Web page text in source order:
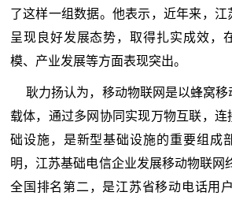
了这样一组数据。他表示，近年来，
呈现良好发展态势，取得扎实成效，
模、产业发展等方面表现突出。
耿力扬认为，移动物联网是以蜂窝
载体，通过多网协同实现万物互联，连
础设施，是新型基础设施的重要组成
明，江苏基础电信企业发展移动物联网
全国排名第二，是江苏省移动电话用